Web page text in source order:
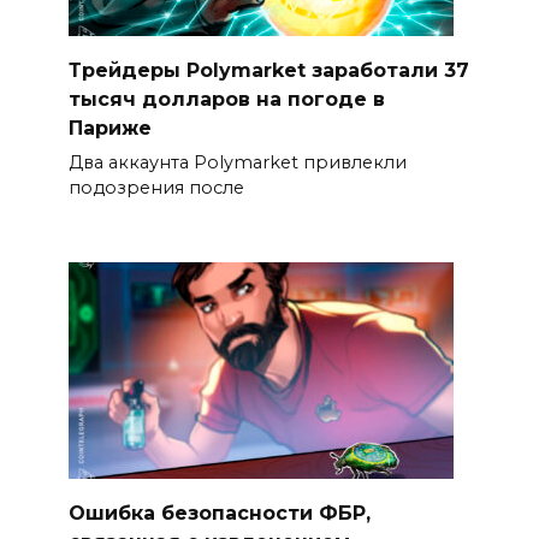
Трейдеры Polymarket заработали 37
тысяч долларов на погоде в
Париже
Два аккаунта Polymarket привлекли
подозрения после
Ошибка безопасности ФБР,